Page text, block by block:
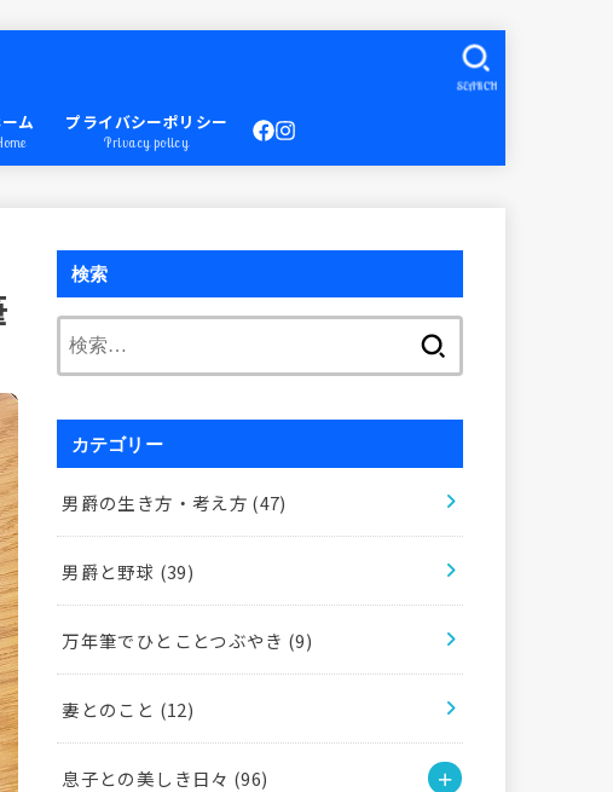
ム プライバシーポリシー
Privacy policy
SEARCH
検索
カテゴリー
男爵の生き方・考え方 (47)
男爵と野球 (39)
万年筆でひとことつぶやき (9)
妻とのこと (12)
息子との美しき日々 (96)